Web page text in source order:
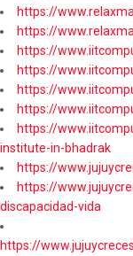
https://
https://
https://
https://
https://
https://
https://
institute-in-bhadrak
https://
https://
discapacidad-vida
https://